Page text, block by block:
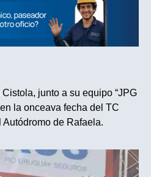
junto a su equipo “JPG
la onceava fecha del TC
de Rafaela.